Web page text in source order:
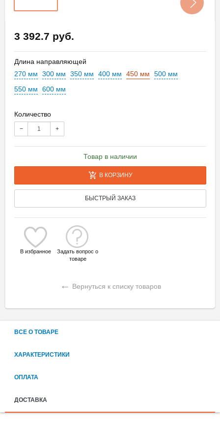
3 392.7 руб.
Длина направляющей
270 мм
300 мм 350 мм 400 мм 450 мм
500 мм
550 мм
600 мм
Количество
− +
Товар в наличии
В КОРЗИНУ
БЫСТРЫЙ ЗАКАЗ
В избранное
Задать вопрос о
товаре
← Вернуться к списку товаров
ВСЕ О ТОВАРЕ
ХАРАКТЕРИСТИКИ
ОПЛАТА
ДОСТАВКА